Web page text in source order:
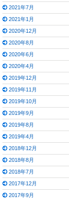
2021年7月
2021年1月
2020年12月
2020年8月
2020年6月
2020年4月
2019年12月
2019年11月
2019年10月
2019年9月
2019年8月
2019年4月
2018年12月
2018年8月
2018年7月
2017年12月
2017年9月